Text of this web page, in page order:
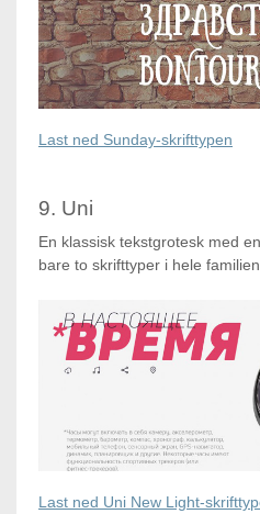
Last ned Sunday-skrifttypen
9. Uni
En klassisk tekstgrotesk med
bare to skrifttyper i hele
Last ned Uni New Light-